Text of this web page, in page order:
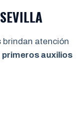
atención
primeros auxilios